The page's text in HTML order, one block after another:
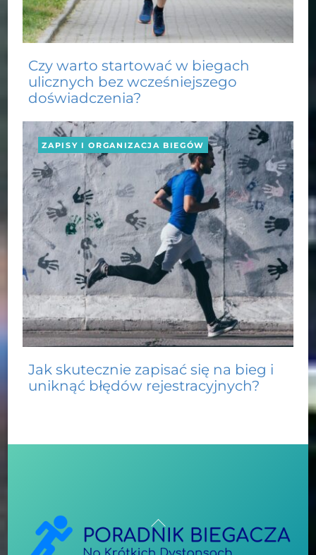
Czy warto startować w biegach
ulicznych bez wcześniejszego
doświadczenia?
ZAPISY I ORGANIZACJA BIEGÓW
Jak skutecznie zapisać się na bieg i
uniknąć błędów rejestracyjnych?
Back
To